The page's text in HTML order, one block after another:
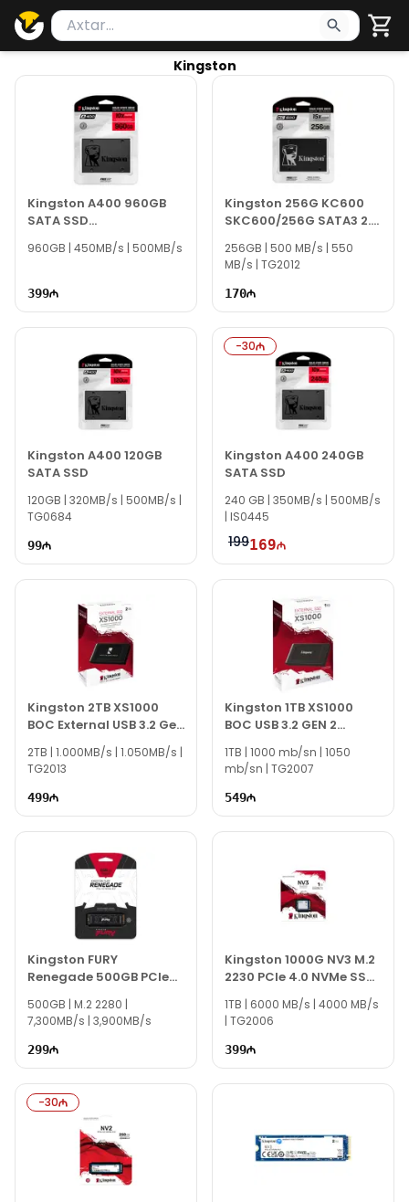
Məhsul axtar
Axtarış üçün ən azı 2 simvol yazın. Göndərmək
Kingston
Kingston A400 960GB
SATA SSD
SA400S37/960G
960GB | 450MB/s | 500MB/s
399
Kingston 256G KC600
SKC600/256G SATA3 2.5
256GB | 500 MB/s | 550
MB/s | TG2012
170
Kingston A400 120GB
SATA SSD
120GB | 320MB/s | 500MB/s |
TG0684
99
-30
Kingston A400 240GB
SATA SSD
240 GB | 350MB/s | 500MB/s
| IS0445
199169
Kingston 2TB XS1000
BOC External USB 3.2 Gen
2 Portable Solid State
Drive
2TB | 1.000MB/s | 1.050MB/s |
TG2013
499
Kingston 1TB XS1000
BOC USB 3.2 GEN 2
Portable State Drive
1TB | 1000 mb/sn | 1050
mb/sn | TG2007
549
Kingston FURY
Renegade 500GB PCIe
4.0 NVMe M.2 SSD
SFYRS/500G
500GB | M.2 2280 |
7,300MB/s | 3,900MB/s
299
Kingston 1000G NV3 M.2
2230 PCIe 4.0 NVMe SSD
PCIe
1TB | 6000 MB/s | 4000 MB/s
| TG2006
399
-30